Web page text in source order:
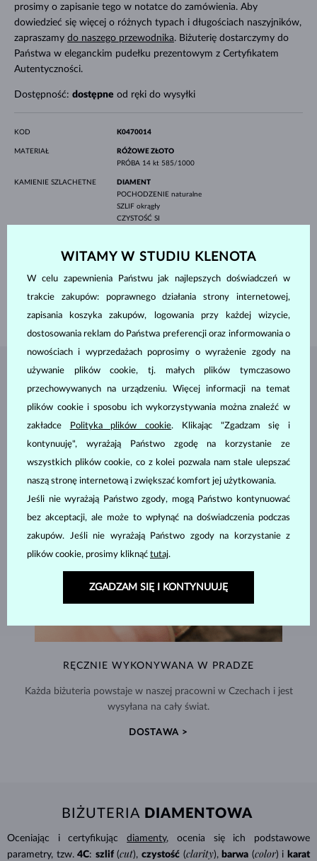
prosimy o zapisanie tego w notatce do zamówienia. Aby
dowiedzieć się więcej o różnych typach i długościach naszyjników,
zapraszamy do naszego przewodnika. Biżuterię dostarczymy do
Państwa w eleganckim pudełku prezentowym z Certyfikatem
Autentyczności.
Dostępność: dostępne od ręki do wysyłki
KOD K0470014
MATERIAŁ
RÓŻOWE ZŁOTO
PRÓBA 14 kt 585/1000
KAMIENIE SZLACHETNE
DIAMENT
POCHODZENIE naturalne
SZLIF okrągły
CZYSTOŚĆ SI
WAGA0.250 ct
WYSOKOŚĆ 5.10 mm
DŁUGOŚĆ
1.25 g
BIŻUTERIA Z ATELIER KLENOTA
RĘCZNIE WYKONYWANA W PRADZE
Każda biżuteria powstaje w naszej pracowni w Czechach i jest
wysyłana na cały świat.
DOSTAWA >
BIŻUTERIA DIAMENTOWA
Oceniając i certyfikującdiamenty, ocenia się ich podstawowe
parametry, tzw. 4C: szlif (cut), czystość (clarity), barwa (color) i karat
WITAMY W STUDIU KLENOTA
W celu zapewnienia Państwu jak najlepszych doświadczeń w
trakcie zakupów: poprawnego działania strony internetowej,
zapisania koszyka zakupów, logowania przy każdej wizycie,
dostosowania reklam do Państwa preferencji oraz informowania o
nowościach i wyprzedażach poprosimy o wyrażenie zgody na
używanie plików cookie, tj. małych plików tymczasowo
przechowywanych na urządzeniu. Więcej informacji na temat
plików cookie i sposobu ich wykorzystywania można znaleźć w
zakładce
Polityka plików cookie. Klikając "Zgadzam się i
kontynuuję", wyrażają Państwo zgodę na korzystanie ze
wszystkich plików cookie, co z kolei pozwala nam stale ulepszać
naszą stronę internetową i zwiększać komfort jej użytkowania.
Jeśli nie wyrażają Państwo zgody, mogą Państwo kontynuować
bez akceptacji, ale może to wpłynąć na doświadczenia podczas
zakupów. Jeśli nie wyrażają Państwo zgody na korzystanie z
plików cookie, prosimy kliknąć tutaj.
ZGADZAM SIĘ I KONTYNUUJĘ